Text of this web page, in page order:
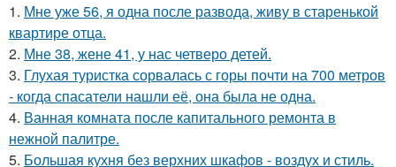
1. Мне уже 56, я одна после развода, живу в старенькой
квартире отца.
2. Мне 38, жене 41, у нас четверо детей.
3. Глухая туристка сорвалась с горы почти на 700 метров
- когда спасатели нашли её, она была не одна.
4. Ванная комната после капитального ремонта в
нежной палитре.
5. Большая кухня без верхних шкафов - воздух и стиль.